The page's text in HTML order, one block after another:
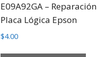
E09A92GA – Reparación
Placa Lógica Epson
$4.00